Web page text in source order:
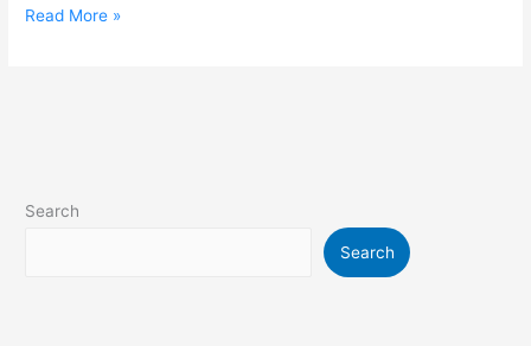
Read More »
Search
Search